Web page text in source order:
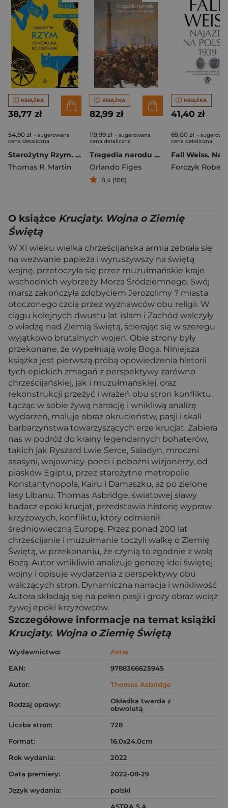
KSIĄŻKA
38,77 zł
54,90 zł - sugerowana
cena detaliczna
Starożytny Rzym. Od Romulusa do Justyniana w.4
Thomas R. Martin
KSIĄŻKA
82,99 zł
119,99 zł - sugerowana
cena detaliczna
Tragedia narodu Rewolucja rosyjska 1891-1924
Orlando Figes
8,4 (100)
KSIĄŻKA
41,40 zł
69,00 zł -
cena detaliczna
Forczyk Robert
O książce Krucjaty. Wojna o Ziemię
Świętą
W XI wieku wielka chrześcijańska armia zebrała się
na wezwanie papieża i wyruszywszy na świętą
wojnę, przetoczyła się przez muzułmańskie kraje
wschodnich wybrzeży Morza Śródziemnego. Swój
marsz zakończyła zdobyciem Jerozolimy ? miasta
otoczonego czcią przez wyznawców obu religii. W
ciągu kolejnych dwustu lat islam i Zachód walczyły
o władzę nad Ziemią Świętą, ścierając się w szeregu
wyjątkowo brutalnych wojen. Obie strony były
przekonane, że wypełniają wolę Boga. Niniejsza
książka jest pierwszą próbą opowiedzenia historii
tych epickich zmagań z perspektywy zarówno
chrześcijańskiej, jak i muzułmańskiej, oraz
rekonstrukcji przeżyć i wrażeń obu stron konfliktu.
Łącząc w sobie żywą narrację i wnikliwą analizę
wydarzeń, maluje obraz okrucieństw, pasji i skali
barbarzyństwa towarzyszących erze krucjat. Zabiera
nas w podróż do krainy legendarnych bohaterów,
takich jak Ryszard Lwie Serce, Saladyn, mroczni
asasyni, wojownicy-poeci i pobożni wizjonerzy, od
piasków Egiptu, przez starożytne metropolie
Konstantynopola, Kairu i Damaszku, aż po zielone
lasy Libanu. Thomas Asbridge, światowej sławy
badacz epoki krucjat, przedstawia historię wypraw
krzyżowych, konfliktu, który odmienił
średniowieczną Europę. Przez ponad 200 lat
chrześcijanie i muzułmanie toczyli walkę o Ziemię
Świętą, w przekonaniu, że czynią to zgodnie z wolą
Bożą. Autor wnikliwie analizuje genezę idei świętej
wojny i opisuje wydarzenia z perspektywy obu
walczących stron. Dynamiczna narracja i wnikliwość
Autora składają się na pełen pasji i grozy obraz wciąż
żywej epoki krzyżowców.
Szczegółowe informacje na temat książki
Krucjaty. Wojna o Ziemię Świętą
Wydawnictwo:
Astra
EAN:
9788366625945
Autor:
Thomas Asbridge
Rodzaj oprawy:
Okładka twarda z
obwolutą
Liczba stron:
728
Format:
16.0x24.0cm
Rok wydania:
2022
Data premiery:
2022-08-29
Język wydania:
polski